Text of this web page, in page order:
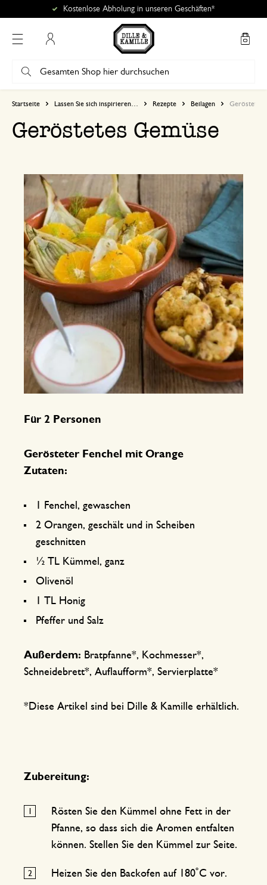
Kostenlose Abholung in unseren Geschäften*
Startseite Lassen Sie sich inspirieren… Rezepte Beilagen Geröstetes
Geröstetes Gemüse
Für 2 Personen
Gerösteter Fenchel mit Orange
Zutaten:
1 Fenchel, gewaschen
2 Orangen, geschält und in Scheiben
geschnitten
½ TL Kümmel, ganz
Olivenöl
1 TL Honig
Pfeffer und Salz
Außerdem: Bratpfanne*, Kochmesser*,
Schneidebrett*, Auflaufform*, Servierplatte*
*Diese Artikel sind bei Dille & Kamille erhältlich.
Zubereitung:
Rösten Sie den Kümmel ohne Fett in der
Pfanne, so dass sich die Aromen entfalten
können. Stellen Sie den Kümmel zur Seite.
Heizen Sie den Backofen auf 180˚C vor.